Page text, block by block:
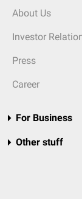
About Us
Investor
Press
Career
For Business
Other stuff